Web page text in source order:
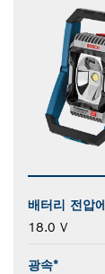
배터리 전압
18.0 V
광속*